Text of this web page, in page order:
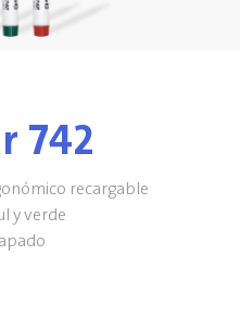
742
recargable
y verde